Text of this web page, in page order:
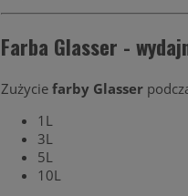
Farba Glasser -
Zużycie farby Glasser
1L
3L
5L
10L